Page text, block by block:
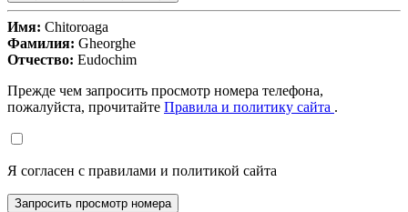
Имя: Chitoroaga
Фамилия: Gheorghe
Отчество: Eudochim
Прежде чем запросить просмотр номера телефона,
пожалуйста, прочитайте Правила и политику сайта .
Я согласен с правилами и политикой сайта
Запросить просмотр номера